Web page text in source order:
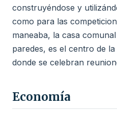
construyéndose y
como para las
maneaba, la casa
paredes, es el centro de
donde se celebran
Economía